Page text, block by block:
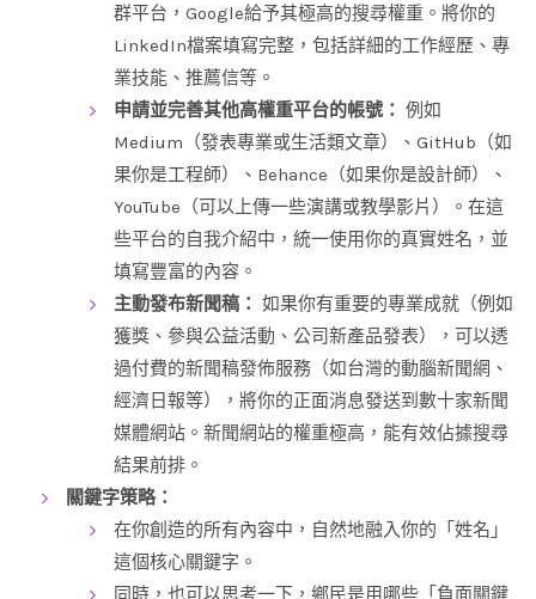
群平台，Google給予其極高的搜尋權重。將你的
LinkedIn檔案填寫完整，包括詳細的工作經歷、專
業技能、推薦信等。
申請並完善其他高權重平台的帳號： 例如
Medium（發表專業或生活類文章）、GitHub（如
果你是工程師）、Behance（如果你是設計師）、
YouTube（可以上傳一些演講或教學影片）。在這
些平台的自我介紹中，統一使用你的真實姓名，並
填寫豐富的內容。
主動發布新聞稿： 如果你有重要的專業成就（例如
獲獎、參與公益活動、公司新產品發表），可以透
過付費的新聞稿發佈服務（如台灣的動腦新聞網、
經濟日報等），將你的正面消息發送到數十家新聞
媒體網站。新聞網站的權重極高，能有效佔據搜尋
結果前排。
關鍵字策略：
在你創造的所有內容中，自然地融入你的「姓名」
這個核心關鍵字。
同時，也可以思考一下，鄉民是用哪些「負面關鍵